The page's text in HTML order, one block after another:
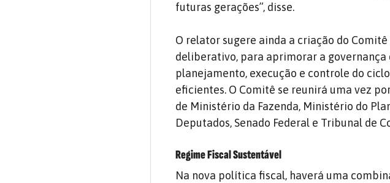
futuras gerações”, disse.
O relator sugere ainda a criação do
deliberativo, para aprimorar a
planejamento, execução e controle do
eficientes. O Comitê se reunirá uma vez
de Ministério da Fazenda, Ministério do
Deputados, Senado Federal e Tribunal de
Regime Fiscal Sustentável
Na nova política fiscal, haverá uma